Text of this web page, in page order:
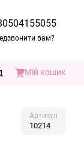
вам?
Мій кошик
Артикул
10214